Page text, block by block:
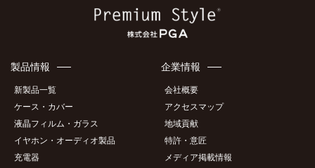
製品情報
新製品一覧
ケース・カバー
液晶フィルム・ガラス
イヤホン・オーディオ製品
充電器
企業情報
会社概要
アクセスマップ
地域貢献
特許・意匠
メディア掲載情報